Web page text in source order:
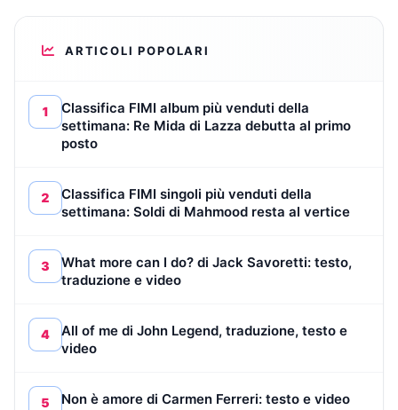
ARTICOLI POPOLARI
1
Classifica FIMI album più venduti della
settimana: Re Mida di Lazza debutta al primo
posto
2
Classifica FIMI singoli più venduti della
settimana: Soldi di Mahmood resta al vertice
3
What more can I do? di Jack Savoretti: testo,
traduzione e video
4
All of me di John Legend, traduzione, testo e
video
5
Non è amore di Carmen Ferreri: testo e video